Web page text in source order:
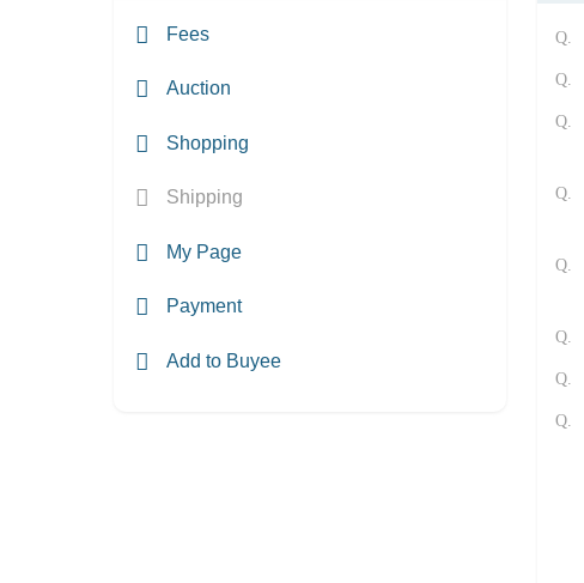
Fees
Auction
Shopping
Shipping
My Page
Payment
Add to Buyee